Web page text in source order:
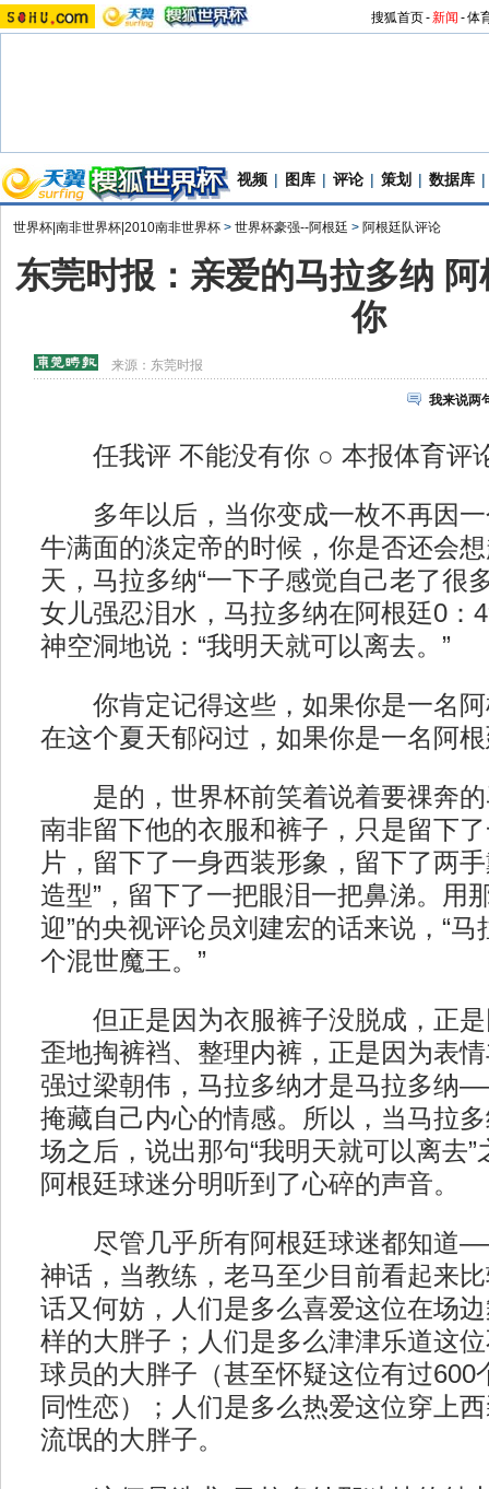
搜狐首页-新闻 -体
视频 | 图库 | 评论 | 策划 | 数据库 |
世界杯|南非世界杯|2010南非世界杯 > 世界杯豪强--阿根廷 > 阿根廷队评论
东莞时报：亲爱的马拉多纳
你
来源： 东莞时报
我来说两
任我评 不能没有你 ○ 本报体育评
多年以后，当你变成一枚不再因一
牛满面的淡定帝的时候，你是否还会
天，马拉多纳“一下子感觉自己老了很
女儿强忍泪水，马拉多纳在阿根廷0：
神空洞地说：“我明天就可以离去。”
你肯定记得这些，如果你是一名阿
在这个夏天郁闷过，如果你是一名阿
是的，世界杯前笑着说着要祼奔的
南非留下他的衣服和裤子，只是留下
片，留下了一身西装形象，留下了两
造型”，留下了一把眼泪一把鼻涕。用
迎”的央视评论员刘建宏的话来说，“
个混世魔王。”
但正是因为衣服裤子没脱成，正是
歪地掏裤裆、整理内裤，正是因为表
强过梁朝伟，马拉多纳才是马拉多纳
掩藏自己内心的情感。所以，当马拉
场之后，说出那句“我明天就可以离去
阿根廷球迷分明听到了心碎的声音。
尽管几乎所有阿根廷球迷都知道
神话，当教练，老马至少目前看起来
话又何妨，人们是多么喜爱这位在场
样的大胖子；人们是多么津津乐道这
球员的大胖子（甚至怀疑这位有过600
同性恋）；人们是多么热爱这位穿上
流氓的大胖子。